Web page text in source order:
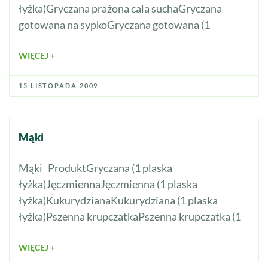
łyżka)Gryczana prażona cala suchaGryczana
gotowana na sypkoGryczana gotowana (1
WIĘCEJ +
15 LISTOPADA 2009
Mąki
Mąki ProduktGryczana (1 plaska
łyżka)JęczmiennaJęczmienna (1 plaska
łyżka)KukurydzianaKukurydziana (1 plaska
łyżka)Pszenna krupczatkaPszenna krupczatka (1
WIĘCEJ +